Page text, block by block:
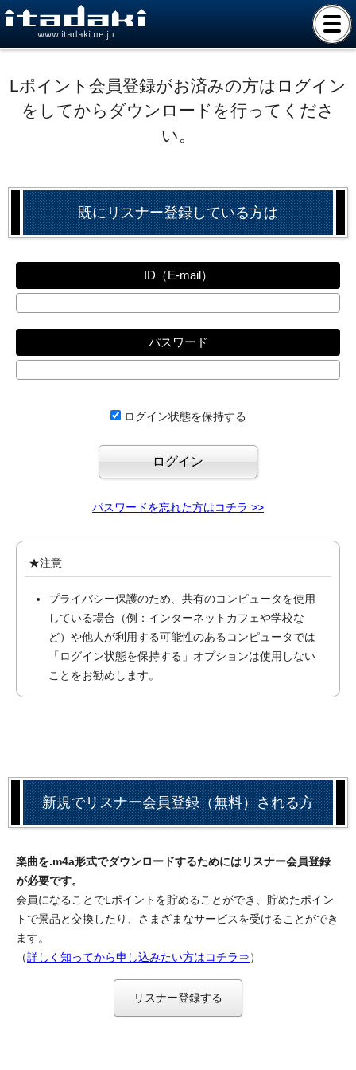
www.itadaki.ne.jp
Lポイント会員登録がお済みの方はログイン
をしてからダウンロードを行ってくださ
い。
既にリスナー登録している方は
ID（E-mail）
パスワード
ログイン状態を保持する
パスワードを忘れた方はコチラ >>
★注意
プライバシー保護のため、共有のコンピュータを使用
している場合（例：インターネットカフェや学校な
ど）や他人が利用する可能性のあるコンピュータでは
「ログイン状態を保持する」オプションは使用しない
ことをお勧めします。
新規でリスナー会員登録（無料）される方
楽曲を.m4a形式でダウンロードするためにはリスナー会員登録
が必要です。
会員になることでLポイントを貯めることができ、貯めたポイン
トで景品と交換したり、さまざまなサービスを受けることができ
ます。
（詳しく知ってから申し込みたい方はコチラ⇒）
リスナー登録する